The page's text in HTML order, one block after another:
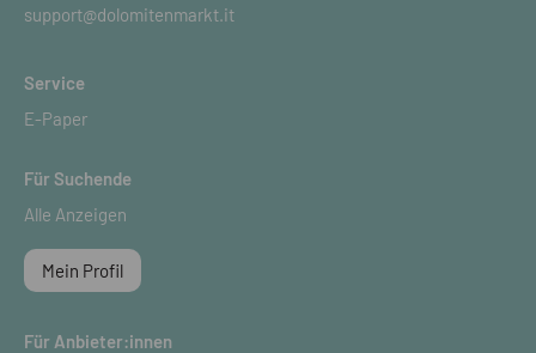
support@dolomitenmarkt.it
Service
E-Paper
Für Suchende
Alle Anzeigen
Mein Profil
Für Anbieter:innen